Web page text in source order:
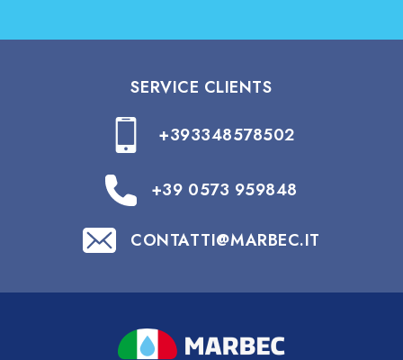
SERVICE CLIENTS
+393348578502
+39 0573 959848
CONTATTI@MARBEC.IT